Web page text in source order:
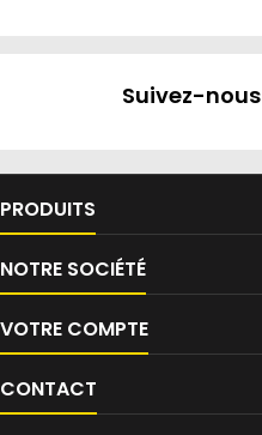
Suivez-
PRODUITS
NOTRE SOCIÉTÉ
VOTRE COMPTE
CONTACT